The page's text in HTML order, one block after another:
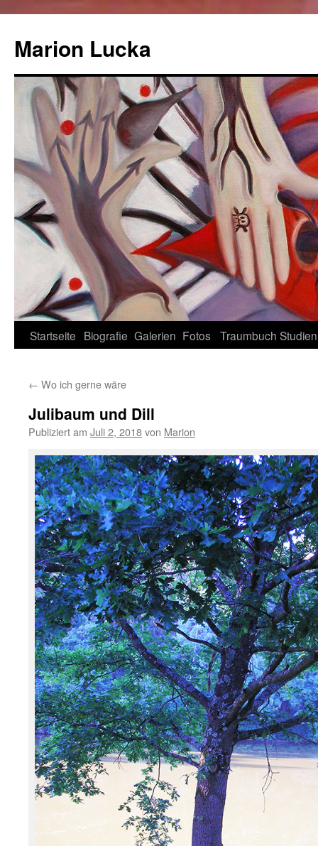
Marion Lucka
Zum
springen
Startseite Biografie Galerien Fotos Traumbuch Studien
← Wo ich gerne wäre
Julibaum und Dill
Publiziert am Juli 2, 2018von Marion